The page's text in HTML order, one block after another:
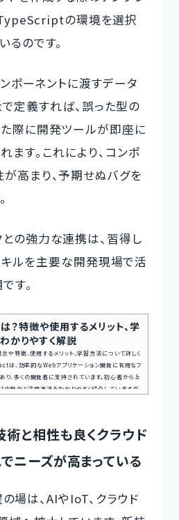
TypeScriptの環境を選択
るのです。
ポーネントに渡すデータ
定義すれば、誤った型の
際に開発ツールが即座に
ます。これにより、コンポ
高まり、予期せぬバグを
の強力な連携は、習得し
ルを主要な開発現場で活
す。
？特徴や使用するメリット、学
かりやすく解説
や特徴、使用するメリット、学習方法について詳しく
は、効率的なWebアプリケーション開発に有用なフ
り、多くの開発者に支持されています。初心者から上
の魅力と活用方法をわかりやすく紹介していますの
のJavaScriptライブラリで、Webサイト上の...
と相性も良くクラウド
ニーズが高まっている
は、AIやIoT、クラウド